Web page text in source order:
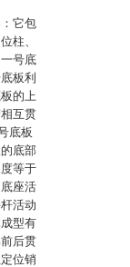
它包
柱、
号底
板利
的上
互贯
底板
底部
等于
座活
活动
型有
后贯
位销